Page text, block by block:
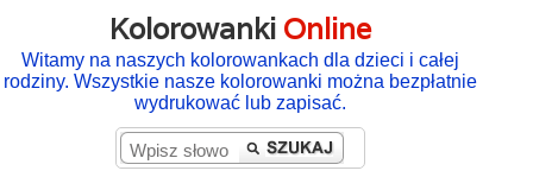
Kolorowanki Online
Witamy na naszych kolorowankach dla dzieci i całej
rodziny. Wszystkie nasze kolorowanki można bezpłatnie
wydrukować lub zapisać.